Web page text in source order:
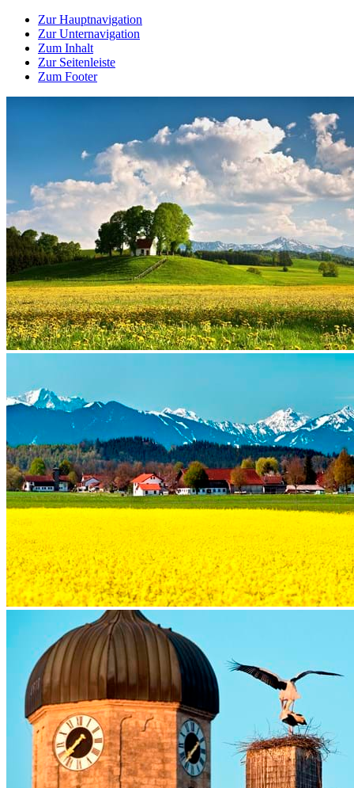
Zur Hauptnavigation
Zur Unternavigation
Zum Inhalt
Zur Seitenleiste
Zum Footer